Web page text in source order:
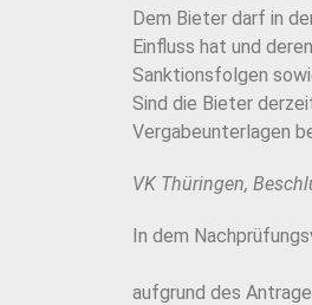
Dem Bieter darf in
Einfluss hat und
Sanktionsfolgen
Sind die Bieter
Vergabeunterlagen
VK Thüringen,
In dem
aufgrund des